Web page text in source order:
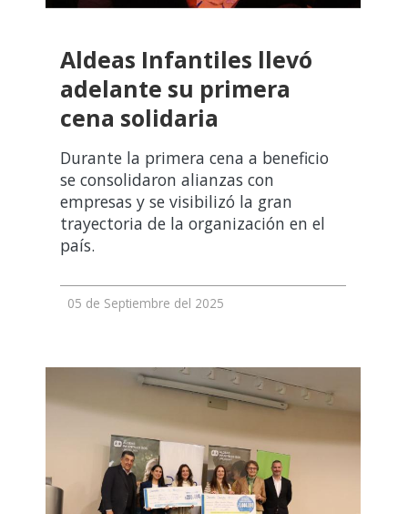
Aldeas Infantiles llevó
adelante su primera
cena solidaria
Durante la primera cena a beneficio
se consolidaron alianzas con
empresas y se visibilizó la gran
trayectoria de la organización en el
país.
05 de Septiembre del 2025